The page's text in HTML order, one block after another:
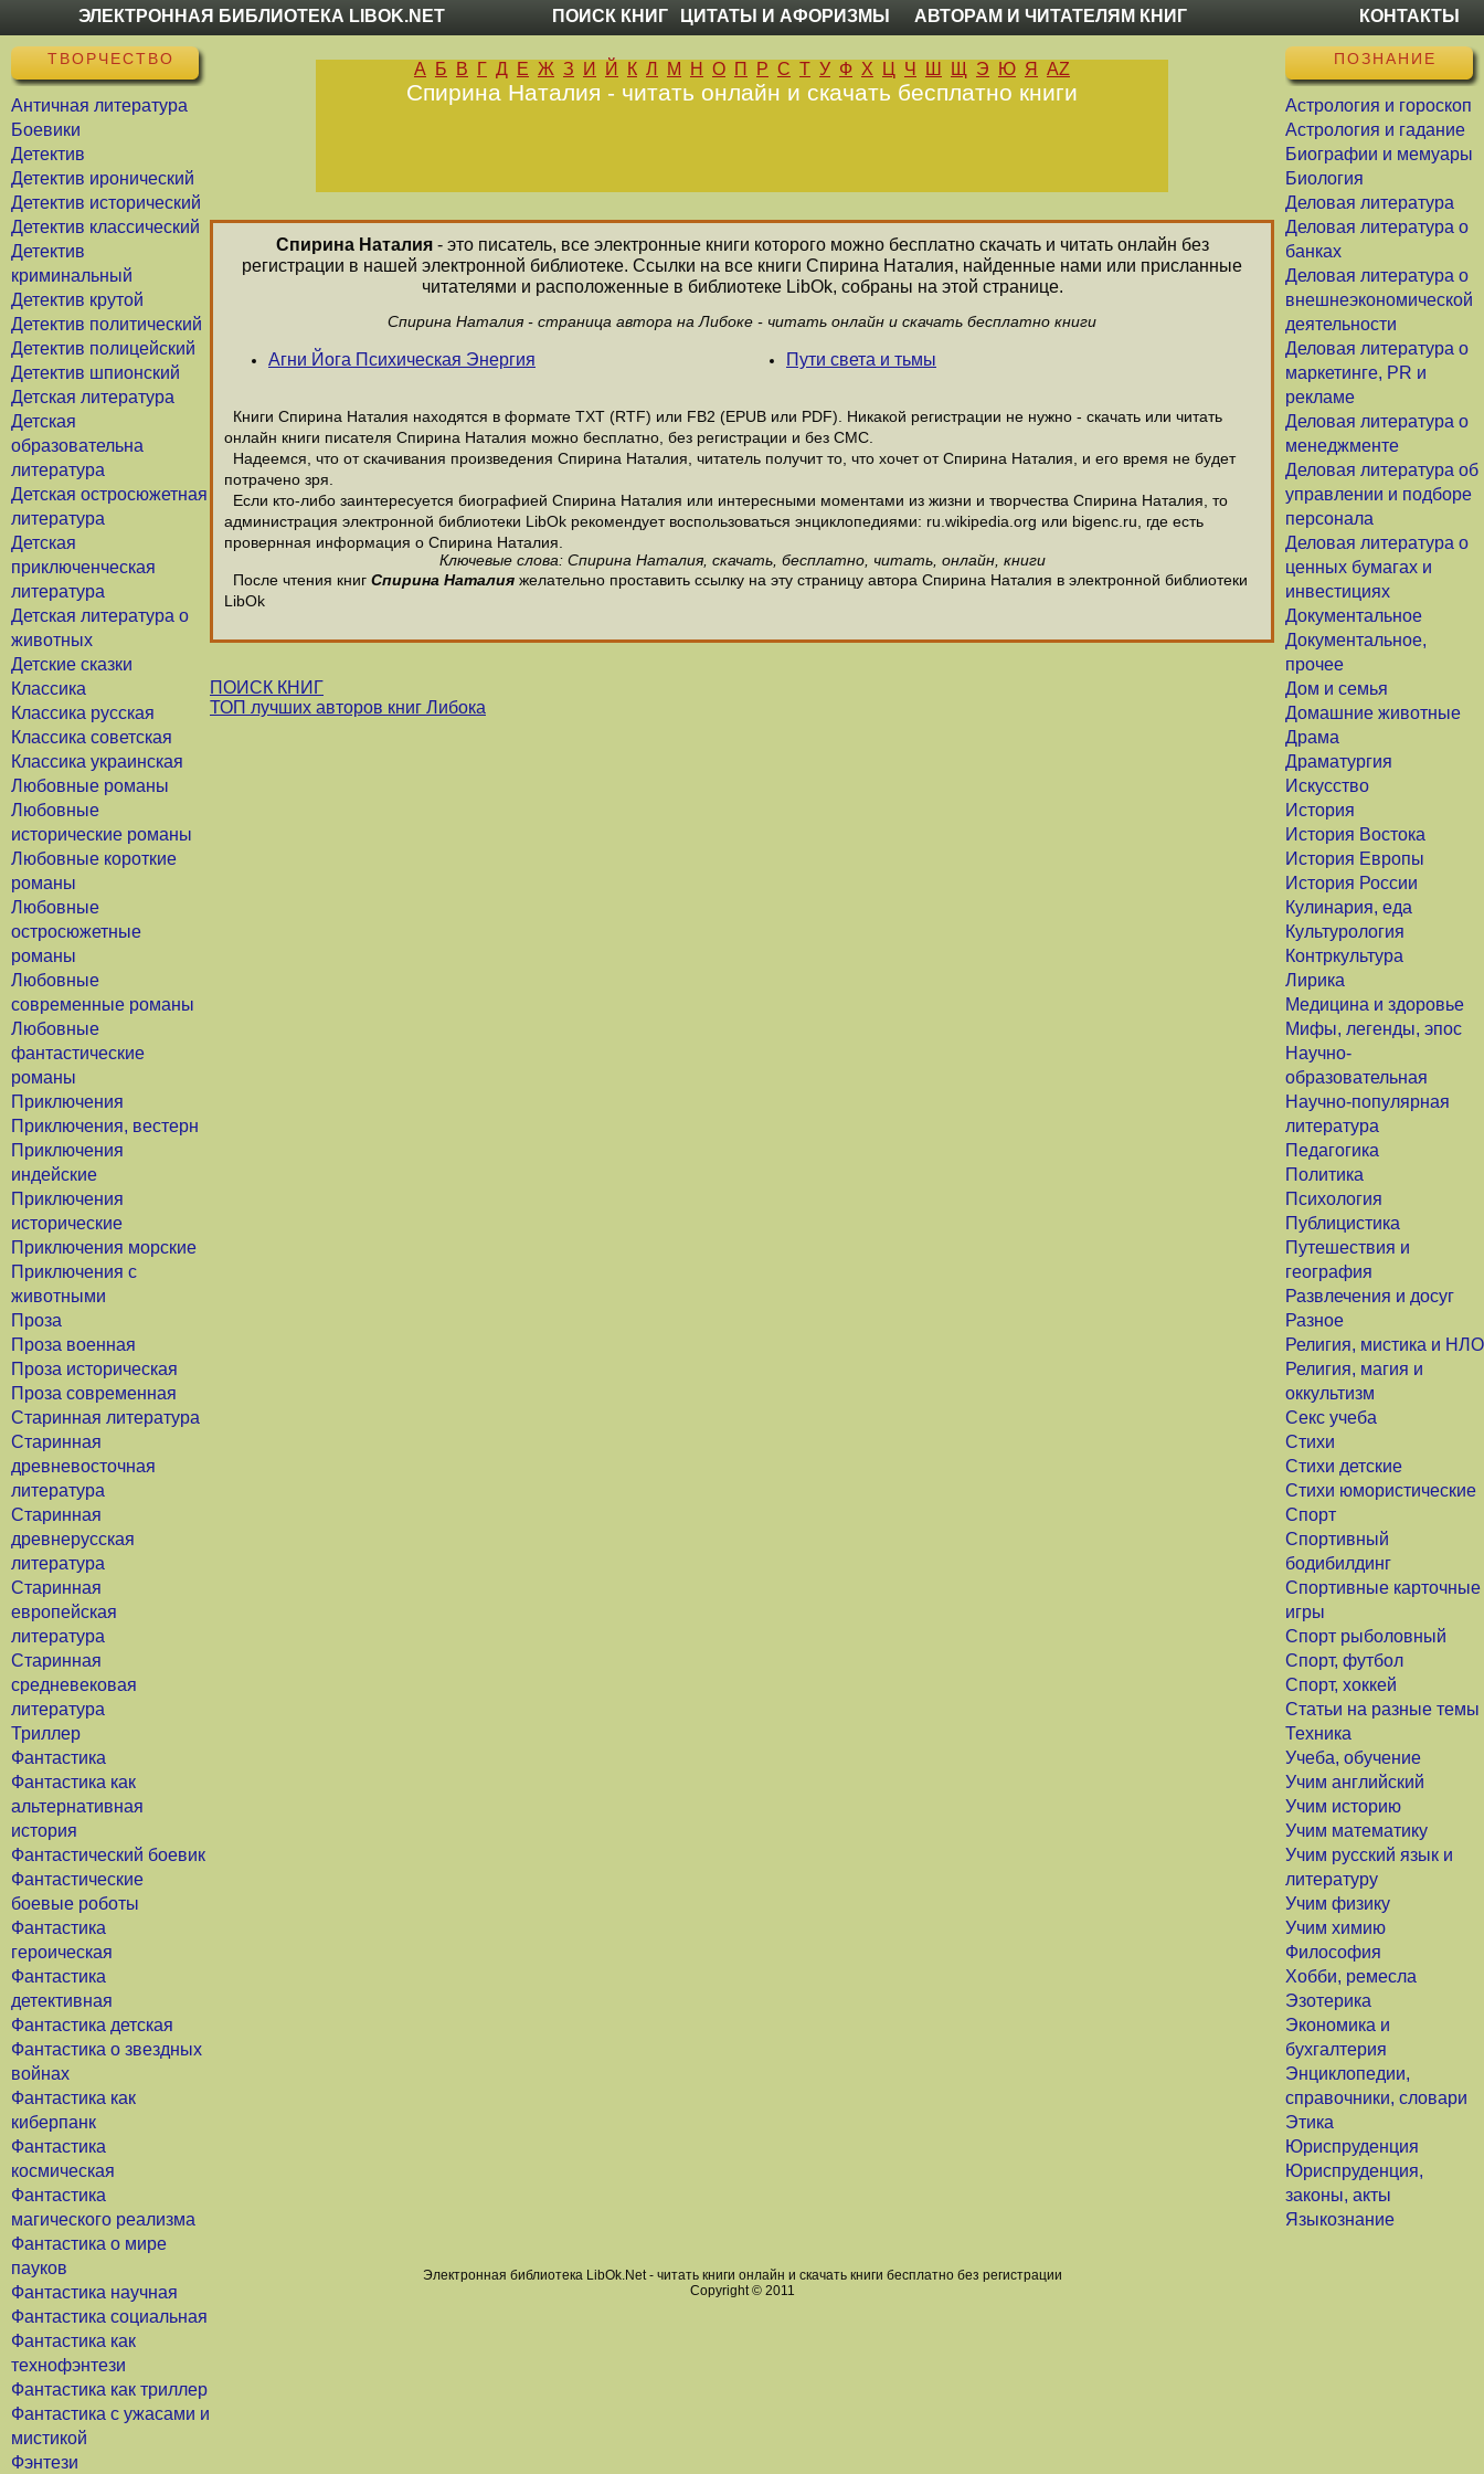
ЭЛЕКТРОННАЯ БИБЛИОТЕКА LIBOK.NET ПОИСК КНИГ ЦИТАТЫ И АФОРИЗМЫ АВТОРАМ И ЧИТАТЕЛЯМ КНИГ КОНТАКТЫ
ТВОРЧЕСТВО
Античная литература
Боевики
Детектив
Детектив иронический
Детектив исторический
Детектив классический
Детектив
криминальный
Детектив крутой
Детектив политический
Детектив полицейский
Детектив шпионский
Детская литература
Детская
образовательна
литература
Детская остросюжетная
литература
Детская
приключенческая
литература
Детская литература о
животных
Детские сказки
Классика
Классика русская
Классика советская
Классика украинская
Любовные романы
Любовные
исторические романы
Любовные короткие
романы
Любовные
остросюжетные
романы
Любовные
современные романы
Любовные
фантастические
романы
Приключения
Приключения, вестерн
Приключения
индейские
Приключения
исторические
Приключения морские
Приключения с
животными
Проза
Проза военная
Проза историческая
Проза современная
Старинная литература
Старинная
древневосточная
литература
Старинная
древнерусская
литература
Старинная
европейская
литература
Старинная
средневековая
литература
Триллер
Фантастика
Фантастика как
альтернативная
история
Фантастический боевик
Фантастические
боевые роботы
Фантастика
героическая
Фантастика
детективная
Фантастика детская
Фантастика о звездных
войнах
Фантастика как
киберпанк
Фантастика
космическая
Фантастика
магического реализма
Фантастика о мире
пауков
Фантастика научная
Фантастика социальная
Фантастика как
технофэнтези
Фантастика как триллер
Фантастика с ужасами и
мистикой
Фэнтези
ПОЗНАНИЕ
Астрология и гороскоп
Астрология и гадание
Биографии и мемуары
Биология
Деловая литература
Деловая литература о
банках
Деловая литература о
внешнеэкономической
деятельности
Деловая литература о
маркетинге, PR и
рекламе
Деловая литература о
менеджменте
Деловая литература об
управлении и подборе
персонала
Деловая литература о
ценных бумагах и
инвестициях
Документальное
Документальное,
прочее
Дом и семья
Домашние животные
Драма
Драматургия
Искусство
История
История Востока
История Европы
История России
Кулинария, еда
Культурология
Контркультура
Лирика
Медицина и здоровье
Мифы, легенды, эпос
Научно-
образовательная
Научно-популярная
литература
Педагогика
Политика
Психология
Публицистика
Путешествия и
география
Развлечения и досуг
Разное
Религия, мистика и НЛО
Религия, магия и
оккультизм
Секс учеба
Стихи
Стихи детские
Стихи юмористические
Спорт
Спортивный
бодибилдинг
Спортивные карточные
игры
Спорт рыболовный
Спорт, футбол
Спорт, хоккей
Статьи на разные темы
Техника
Учеба, обучение
Учим английский
Учим историю
Учим математику
Учим русский язык и
литературу
Учим физику
Учим химию
Философия
Хобби, ремесла
Эзотерика
Экономика и
бухгалтерия
Энциклопедии,
справочники, словари
Этика
Юриспруденция
Юриспруденция,
законы, акты
Языкознание
А Б В Г Д Е Ж З И Й К Л М Н О П Р С Т У Ф Х Ц Ч Ш Щ Э Ю Я AZ
Спирина Наталия - читать онлайн и скачать бесплатно книги
Спирина Наталия- это писатель, все электронные книги которого можно бесплатно скачать и читать онлайн без
регистрации в нашей электронной библиотеке. Ссылки на все книги Спирина Наталия, найденные нами или присланные
читателями и расположенные в библиотеке LibOk, собраны на этой странице.
Спирина Наталия - страница автора на Либоке - читать онлайн и скачать бесплатно книги
Агни Йога Психическая Энергия Пути света и тьмы
Книги Спирина Наталия находятся в формате ТХТ (RTF) или FB2 (EPUB или PDF). Никакой регистрации не нужно - скачать или читать
онлайн книги писателя Спирина Наталия можно бесплатно, без регистрации и без СМС.
Надеемся, что от скачивания произведения Спирина Наталия, читатель получит то, что хочет от Спирина Наталия, и его время не будет
потрачено зря.
Если кто-либо заинтересуется биографией Спирина Наталия или интересными моментами из жизни и творчества Спирина Наталия, то
администрация электронной библиотеки LibOk рекомендует воспользоваться энциклопедиями: ru.wikipedia.org или bigenc.ru, где есть
провернная информация о Спирина Наталия.
Ключевые слова: Спирина Наталия, скачать, бесплатно, читать, онлайн, книги
После чтения книг Спирина Наталия желательно проставить ссылку на эту страницу автора Спирина Наталия в электронной библиотеки
LibOk
ПОИСК КНИГ
ТОП лучших авторов книг Либока
Электронная библиотека LibOk.Net - читать книги онлайн и скачать книги бесплатно без регистрации
Copyright © 2011